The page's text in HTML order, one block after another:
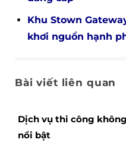
Khu Stown
khơi nguồn hạnh
Bài viết liên quan
Dịch vụ thi công
nổi bật